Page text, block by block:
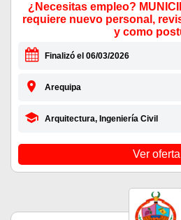
¿Necesitas empleo?
requiere nuevo personal,
y como
Finalizó el 06/03/2026
Arequipa
Arquitectura, Ingeniería Civil
Ver oferta